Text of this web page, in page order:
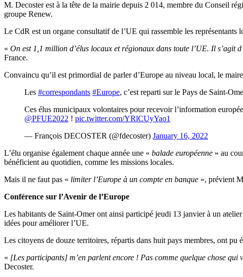
M. Decoster est à la tête de la mairie depuis 2 014, membre du Conseil
groupe Renew.
Le CdR est un organe consultatif de l’UE qui rassemble les
« On est 1,1 million d’élus locaux et régionaux dans toute l’UE. Il s’agit
France.
Convaincu qu’il est primordial de parler d’Europe au niveau local, le
Les #correspondants #Europe, c’est reparti sur le Pays de Saint-
Ces élus municipaux volontaires pour recevoir l’information
@PFUE2022 ! pic.twitter.com/YRlCUyYao1
— François DECOSTER (@fdecoster) January 16, 2022
L’élu organise également chaque année une « balade européenne » au
bénéficient au quotidien, comme les missions locales.
Mais il ne faut pas « limiter l’Europe à un compte en banque », prévient
Conférence sur l’Avenir de l’Europe
Les habitants de Saint-Omer ont ainsi participé jeudi 13 janvier à un
idées pour améliorer l’UE.
Les citoyens de douze territoires, répartis dans huit pays membres, ont pu
« [Les participants] m’en parlent encore ! Pas comme quelque chose
Decoster.